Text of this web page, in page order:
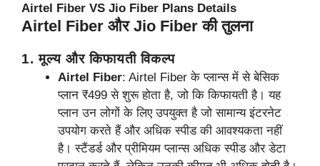
Airtel Fiber VS Jio Fiber Plans Details
Airtel Fiber और Jio Fiber की तुलना
1.मूल्य और किफायती विकल्प
Airtel Fiber: Airtel Fiber के प्लान्स में से बेसिक
प्लान ₹499 से शुरू होता है, जो कि किफायती है। यह
प्लान उन लोगों के लिए उपयुक्त है जो सामान्य इंटरनेट
उपयोग करते हैं और अधिक स्पीड की आवश्यकता नहीं
है। स्टैंडर्ड और प्रीमियम प्लान्स अधिक स्पीड और डेटा